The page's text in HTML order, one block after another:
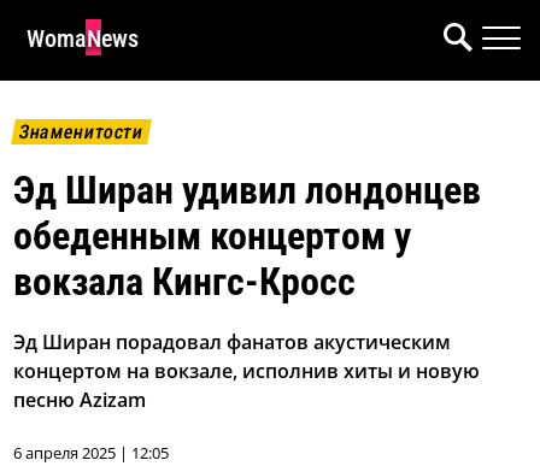
WomaNews
Знаменитости
Эд Ширан удивил лондонцев
обеденным концертом у
вокзала Кингс-Кросс
Эд Ширан порадовал фанатов акустическим
концертом на вокзале, исполнив хиты и новую
песню Azizam
6 апреля 2025 | 12:05